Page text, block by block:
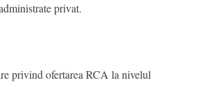
privat.
privind ofertarea RCA la nivelul